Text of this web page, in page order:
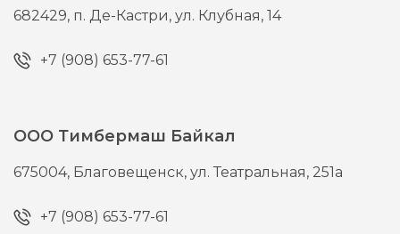
682429, п. Де-Кастри,ул. Клубная, 14
+7 (908) 653-77-61
ООО Тимбермаш Байкал
675004, Благовещенск,ул. Театральная, 251а
+7 (908) 653-77-61